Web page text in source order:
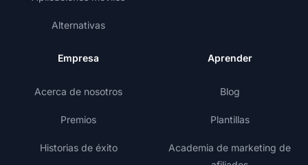
Alternativas
Empresa
Acerca de nosotros
Premios
Historias de éxito
Aprender
Blog
Plantillas
Academia de marketing de